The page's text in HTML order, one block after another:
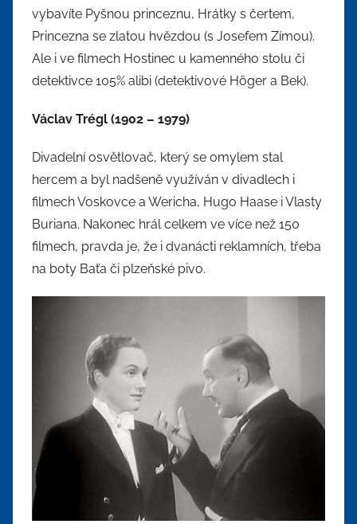
vybavíte Pyšnou princeznu, Hrátky s čertem,
Princezna se zlatou hvězdou (s Josefem Zímou).
Ale i ve filmech Hostinec u kamenného stolu či
detektivce 105% alibi (detektivové Höger a Bek).
Václav Trégl (1902 – 1979)
Divadelní osvětlovač, který se omylem stal
hercem a byl nadšeně využíván v divadlech i
filmech Voskovce a Wericha, Hugo Haase i Vlasty
Buriana. Nakonec hrál celkem ve více než 150
filmech, pravda je, že i dvanácti reklamních, třeba
na boty Baťa či plzeňské pivo.